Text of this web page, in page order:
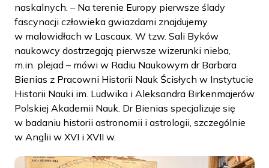
naskalnych. – Na terenie Europy pierwsze ślady
fascynacji człowieka gwiazdami znajdujemy
w malowidłach w Lascaux. W tzw. Sali Byków
naukowcy dostrzegają pierwsze wizerunki nieba,
m.in. plejad – mówi w Radiu Naukowym dr Barbara
Bienias z Pracowni Historii Nauk Ścisłych w Instytucie
Historii Nauki im. Ludwika i Aleksandra Birkenmajerów
Polskiej Akademii Nauk. Dr Bienias specjalizuje się
w badaniu historii astronomii i astrologii, szczególnie
w Anglii w XVI i XVII w.